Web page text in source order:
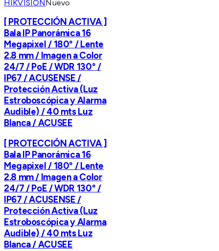
HIKVISIONNuevo
[ PROTECCIÓN ACTIVA ]
Bala IP Panorámica 16
Megapixel / 180° / Lente
2.8 mm / Imagen a Color
24/7 / PoE / WDR 130° /
IP67 / ACUSENSE /
Protección Activa (Luz
Estroboscópica y Alarma
Audible) / 40 mts Luz
Blanca / ACUSEE
[ PROTECCIÓN ACTIVA ]
Bala IP Panorámica 16
Megapixel / 180° / Lente
2.8 mm / Imagen a Color
24/7 / PoE / WDR 130° /
IP67 / ACUSENSE /
Protección Activa (Luz
Estroboscópica y Alarma
Audible) / 40 mts Luz
Blanca / ACUSEE